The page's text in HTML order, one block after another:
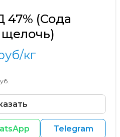
47% (Сода
щелочь)
кг
Telegram